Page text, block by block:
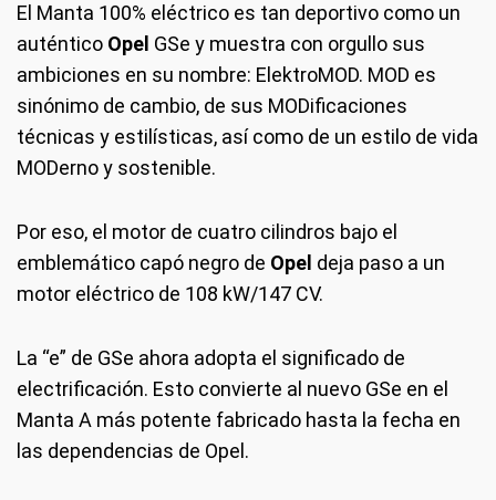
El Manta 100% eléctrico es tan deportivo como un
auténtico Opel GSe y muestra con orgullo sus
ambiciones en su nombre: ElektroMOD. MOD es
sinónimo de cambio, de sus MODificaciones
técnicas y estilísticas, así como de un estilo de vida
MODerno y sostenible.
Por eso, el motor de cuatro cilindros bajo el
emblemático capó negro de Opel deja paso a un
motor eléctrico de 108 kW/147 CV.
La “e” de GSe ahora adopta el significado de
electrificación. Esto convierte al nuevo GSe en el
Manta A más potente fabricado hasta la fecha en
las dependencias de Opel.